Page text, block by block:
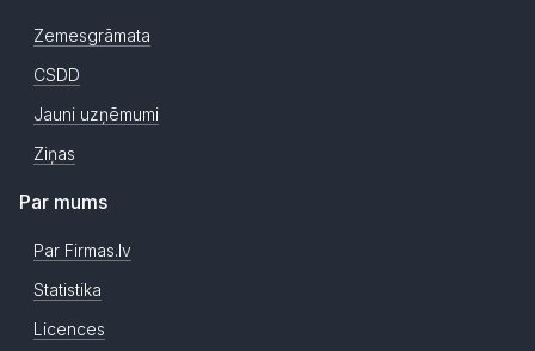
Zemesgrāmata
CSDD
Jauni uzņēmumi
Ziņas
Par mums
Par Firmas.lv
Statistika
Licences